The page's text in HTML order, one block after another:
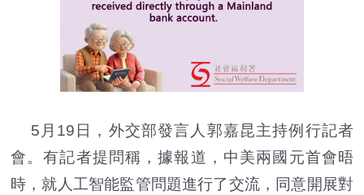
5月19日，外交部發言人郭嘉昆主持例行記者
會。有記者提問稱，據報道，中美兩國元首會晤
時，就人工智能監管問題進行了交流，同意開展對